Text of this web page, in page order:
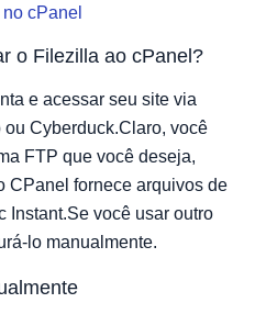
cPanel
o Filezilla ao cPanel?
e acessar seu site via
Cyberduck.Claro, você
FTP que você deseja,
CPanel fornece arquivos de
Instant.Se você usar outro
lo manualmente.